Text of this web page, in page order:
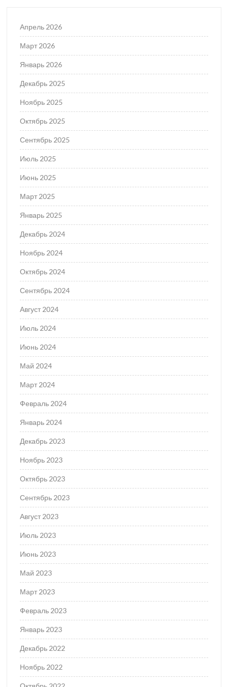
Апрель 2026
Март 2026
Январь 2026
Декабрь 2025
Ноябрь 2025
Октябрь 2025
Сентябрь 2025
Июль 2025
Июнь 2025
Март 2025
Январь 2025
Декабрь 2024
Ноябрь 2024
Октябрь 2024
Сентябрь 2024
Август 2024
Июль 2024
Июнь 2024
Май 2024
Март 2024
Февраль 2024
Январь 2024
Декабрь 2023
Ноябрь 2023
Октябрь 2023
Сентябрь 2023
Август 2023
Июль 2023
Июнь 2023
Май 2023
Март 2023
Февраль 2023
Январь 2023
Декабрь 2022
Ноябрь 2022